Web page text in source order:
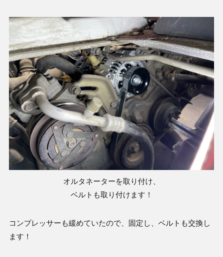
オルタネーターを取り付け、
ベルトも取り付けます！
コンプレッサーも緩めていたので、固定し、ベルトも交換し
ます！